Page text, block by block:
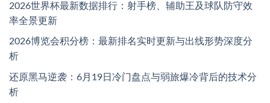
2026世界杯最新数据排行：射手榜、辅助王及球队防守效
率全景更新
2026博览会积分榜：最新排名实时更新与出线形势深度分
析
还原黑马逆袭：6月19日冷门盘点与弱旅爆冷背后的技术分
析